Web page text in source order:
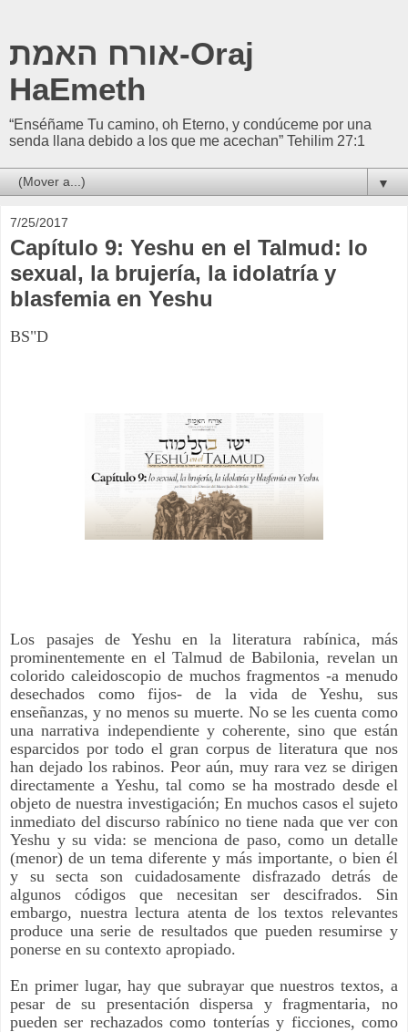
אורח האמת-Oraj
HaEmeth
“Enséñame Tu camino, oh Eterno, y condúceme por una
senda llana debido a los que me acechan” Tehilim 27:1
▼
7/25/2017
Capítulo 9: Yeshu en el Talmud: lo
sexual, la brujería, la idolatría y
blasfemia en Yeshu
BS"D
Los pasajes de Yeshu en la literatura rabínica, más
prominentemente en el Talmud de Babilonia, revelan un
colorido caleidoscopio de muchos fragmentos -a menudo
desechados como fijos- de la vida de Yeshu, sus
enseñanzas, y no menos su muerte. No se les cuenta como
una narrativa independiente y coherente, sino que están
esparcidos por todo el gran corpus de literatura que nos
han dejado los rabinos. Peor aún, muy rara vez se dirigen
directamente a Yeshu, tal como se ha mostrado desde el
objeto de nuestra investigación; En muchos casos el sujeto
inmediato del discurso rabínico no tiene nada que ver con
Yeshu y su vida: se menciona de paso, como un detalle
(menor) de un tema diferente y más importante, o bien él
y su secta son cuidadosamente disfrazado detrás de
algunos códigos que necesitan ser descifrados. Sin
embargo, nuestra lectura atenta de los textos relevantes
produce una serie de resultados que pueden resumirse y
ponerse en su contexto apropiado.
En primer lugar, hay que subrayar que nuestros textos, a
pesar de su presentación dispersa y fragmentaria, no
pueden ser rechazados como tonterías y ficciones, como